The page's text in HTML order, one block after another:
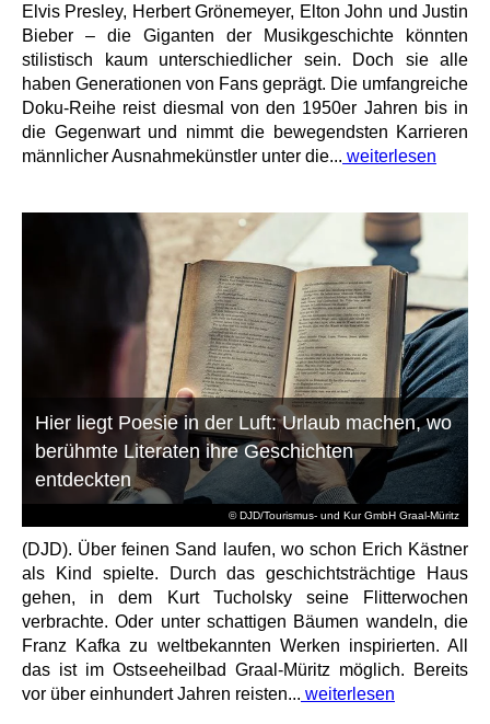
Elvis Presley, Herbert Grönemeyer, Elton John und Justin
Bieber – die Giganten der Musikgeschichte könnten
stilistisch kaum unterschiedlicher sein. Doch sie alle
haben Generationen von Fans geprägt. Die umfangreiche
Doku-Reihe reist diesmal von den 1950er Jahren bis in
die Gegenwart und nimmt die bewegendsten Karrieren
männlicher Ausnahmekünstler unter die... weiterlesen
© DJD/Tourismus- und Kur GmbH Graal-Müritz
Hier liegt Poesie in der Luft: Urlaub machen, wo
berühmte Literaten ihre Geschichten
entdeckten
(DJD). Über feinen Sand laufen, wo schon Erich Kästner
als Kind spielte. Durch das geschichtsträchtige Haus
gehen, in dem Kurt Tucholsky seine Flitterwochen
verbrachte. Oder unter schattigen Bäumen wandeln, die
Franz Kafka zu weltbekannten Werken inspirierten. All
das ist im Ostseeheilbad Graal-Müritz möglich. Bereits
vor über einhundert Jahren reisten... weiterlesen